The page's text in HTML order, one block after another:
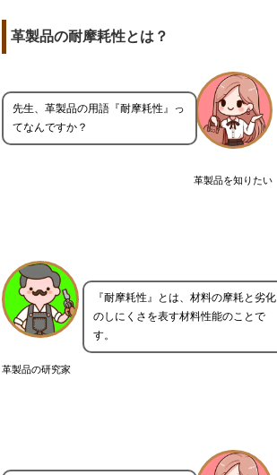
革製品の耐摩耗性とは？
革製品を知りたい
先生、革製品の用語『耐摩耗性』っ
てなんですか？
革製品の研究家
『耐摩耗性』とは、材料の摩耗と劣化
のしにくさを表す材料性能のことで
す。